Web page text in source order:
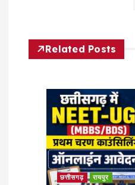
n
a
Related Posts
छत्तीसगढ़ रायपुर